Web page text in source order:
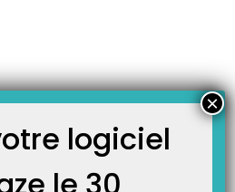
par les contrôles SESAM-Vitale lors de la
Etapes à suivre : …logiciel
×